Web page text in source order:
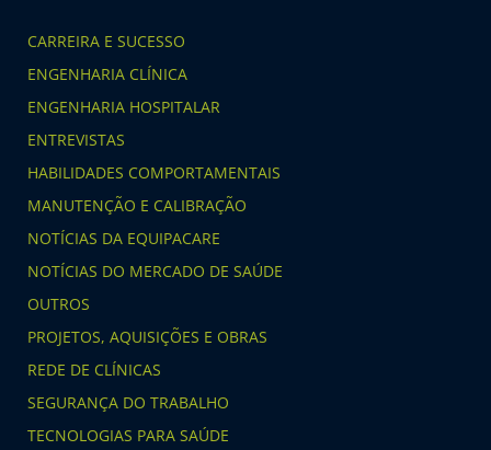
CARREIRA E SUCESSO
ENGENHARIA CLÍNICA
ENGENHARIA HOSPITALAR
ENTREVISTAS
HABILIDADES COMPORTAMENTAIS
MANUTENÇÃO E CALIBRAÇÃO
NOTÍCIAS DA EQUIPACARE
NOTÍCIAS DO MERCADO DE SAÚDE
OUTROS
PROJETOS, AQUISIÇÕES E OBRAS
REDE DE CLÍNICAS
SEGURANÇA DO TRABALHO
TECNOLOGIAS PARA SAÚDE